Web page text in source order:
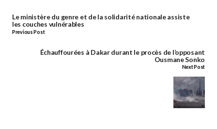
Le ministère du genre et de la solidarité nationale assiste
les couches vulnérables
Previous Post
Échauffourées à Dakar durant le procès de l’opposant
Ousmane Sonko
Next Post